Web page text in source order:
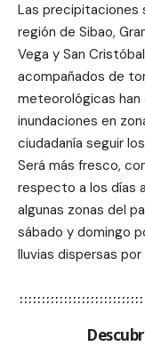
Las precipitaciones
región de Sibao,
Vega y San
acompañados de
meteorológicas
inundaciones en
ciudadanía seguir
Será más fresco,
respecto a los días
algunas zonas del
sábado y domingo
lluvias dispersas por